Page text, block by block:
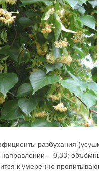
разбухания
– 0,33;
к умеренно